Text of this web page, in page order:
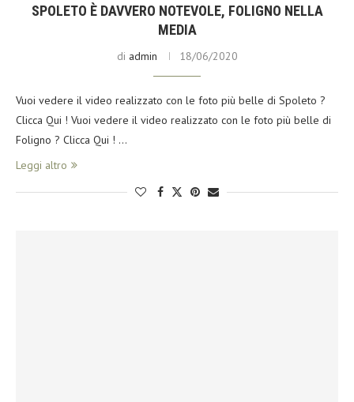
SPOLETO È DAVVERO NOTEVOLE, FOLIGNO NELLA
MEDIA
di admin 18/06/2020
Vuoi vedere il video realizzato con le foto più belle di Spoleto ?
Clicca Qui ! Vuoi vedere il video realizzato con le foto più belle di
Foligno ? Clicca Qui ! …
Leggi altro